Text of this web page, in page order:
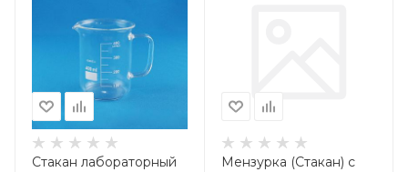
Стакан лабораторный
Мензурка (Стакан) с